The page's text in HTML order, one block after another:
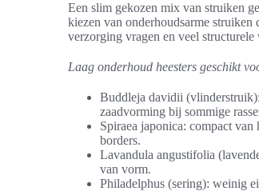
Een slim gekozen mix van struiken
kiezen van onderhoudsarme
verzorging vragen en veel structurele
Laag onderhoud heesters geschikt
Buddleja davidii
zaadvorming bij sommige
Spiraea japonica: compact
borders.
Lavandula angustifolia
van vorm.
Philadelphus (sering): weinig